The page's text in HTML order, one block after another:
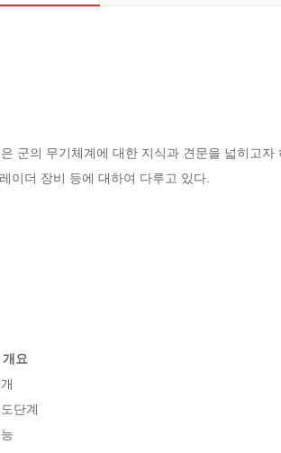
은 군의 무기체계에 대한 지식과 견문을 넓히고
이더 장비 등에 대하여 다루고 있다.
요
단계